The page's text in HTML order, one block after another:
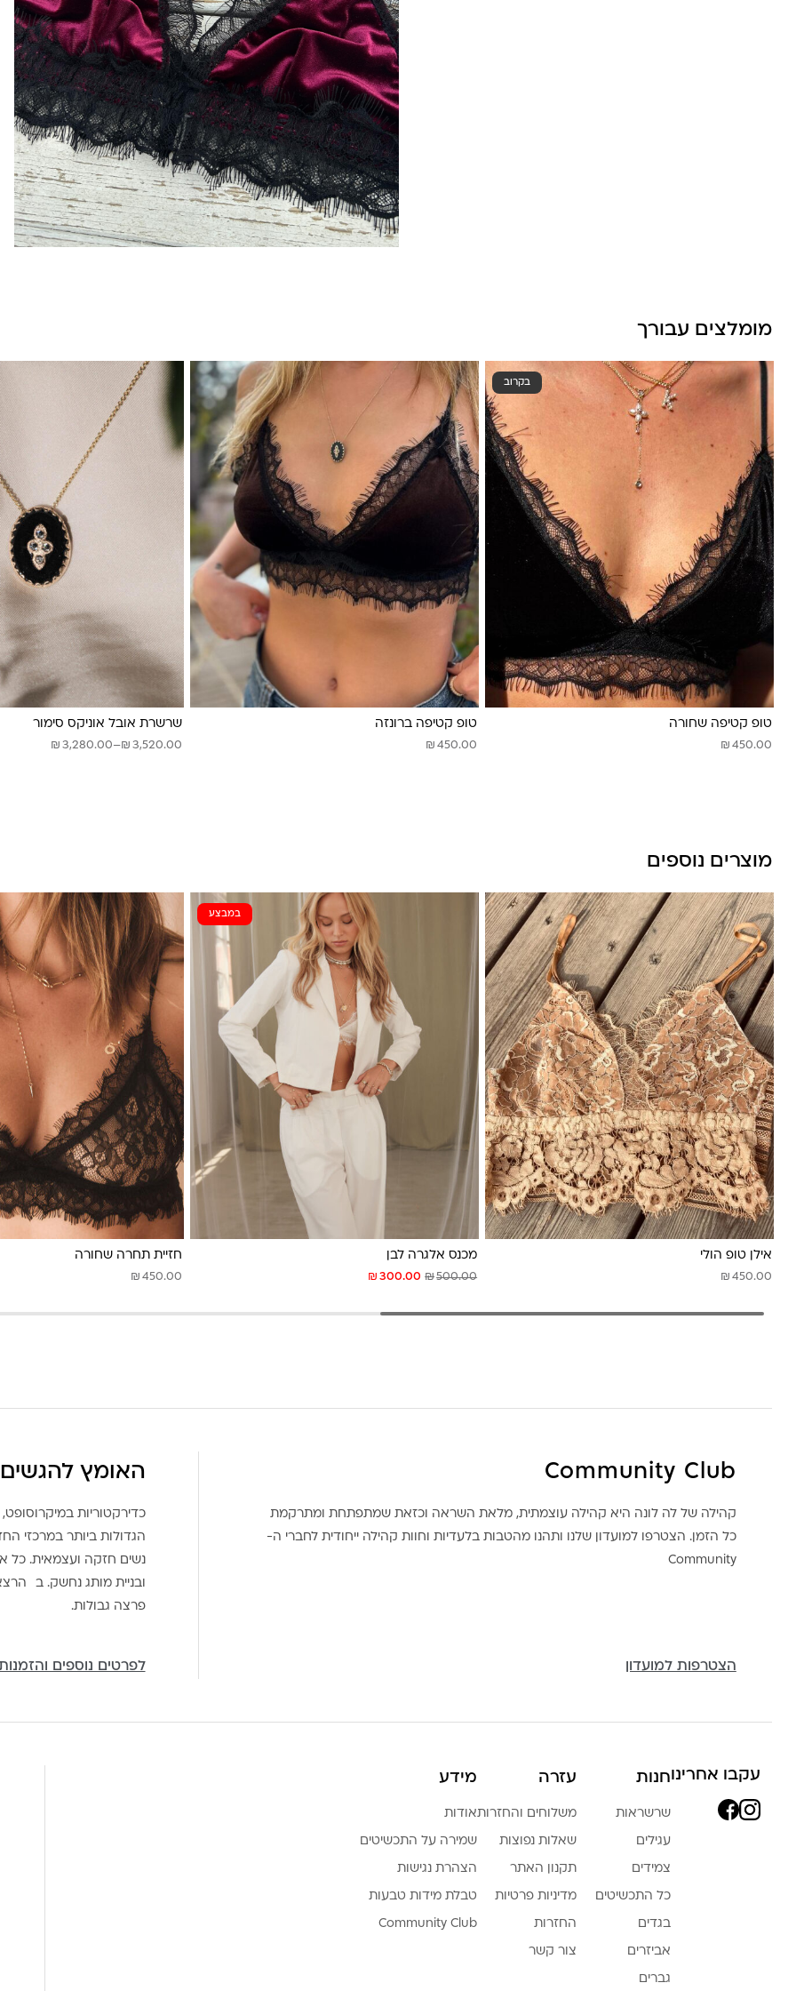
מומלצים עבורך
בקרוב
טופ קטיפה שחורה
₪ 450.00
טופ קטיפה ברונזה
₪ 450.00
שרשרת אובל אוניקס סימור
₪ 3,280.00–₪ 3,520.00
טווח
מוצרים נוספים
אילן טופ הולי
₪ 450.00
במבצע
מכנס אלגרה לבן
₪ 300.00 ₪500.00
חזיית תחרה שחורה
₪ 450.00
Community Club
קהילה של לה לונה היא קהילה עוצמתית, מלאת השראה וכזאת שמתפתחת ומתרקמת
כל הזמן. הצטרפו למועדון שלנו ותהנו מהטבות בלעדיות וחוות קהילה ייחודית לחברי ה-
Community
הצטרפות למועדון
האומץ
כדירקטוריות
הגדולות ביותר במרכזי
נשים חזקה ועצמאית. כל
ובניית מותג נחשק. ב
פרצה גבולות.
לפרטים נוספים
עקבו אחרינוחנות
שרשראות
עגילים
צמידים
כל התכשיטים
בגדים
אביזרים
גברים
עזרה
משלוחים והחזרות
שאלות נפוצות
תקנון האתר
מדיניות פרטיות
החזרות
צור קשר
מידע
אודות
שמירה על התכשיטים
הצהרת נגישות
טבלת מידות טבעות
Community Club